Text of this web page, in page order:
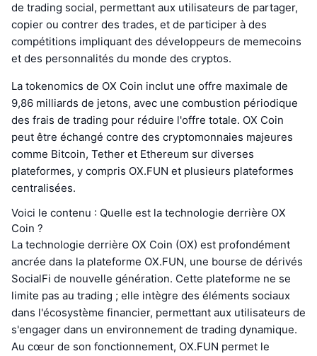
de trading social, permettant aux utilisateurs de partager,
copier ou contrer des trades, et de participer à des
compétitions impliquant des développeurs de memecoins
et des personnalités du monde des cryptos.
La tokenomics de OX Coin inclut une offre maximale de
9,86 milliards de jetons, avec une combustion périodique
des frais de trading pour réduire l'offre totale. OX Coin
peut être échangé contre des cryptomonnaies majeures
comme Bitcoin, Tether et Ethereum sur diverses
plateformes, y compris OX.FUN et plusieurs plateformes
centralisées.
Voici le contenu : Quelle est la technologie derrière OX
Coin ?
La technologie derrière OX Coin (OX) est profondément
ancrée dans la plateforme OX.FUN, une bourse de dérivés
SocialFi de nouvelle génération. Cette plateforme ne se
limite pas au trading ; elle intègre des éléments sociaux
dans l'écosystème financier, permettant aux utilisateurs de
s'engager dans un environnement de trading dynamique.
Au cœur de son fonctionnement, OX.FUN permet le